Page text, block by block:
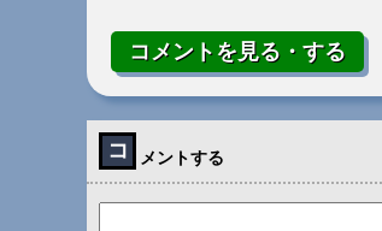
コメントを見る・する
コ メントする